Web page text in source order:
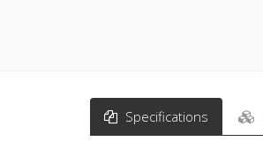
Specifications